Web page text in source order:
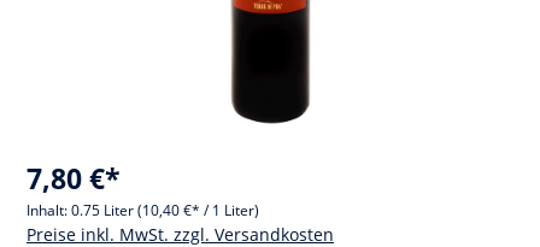
7,80 €*
Inhalt:0.75 Liter(10,40 €* / 1 Liter)
Preise inkl. MwSt. zzgl. Versandkosten